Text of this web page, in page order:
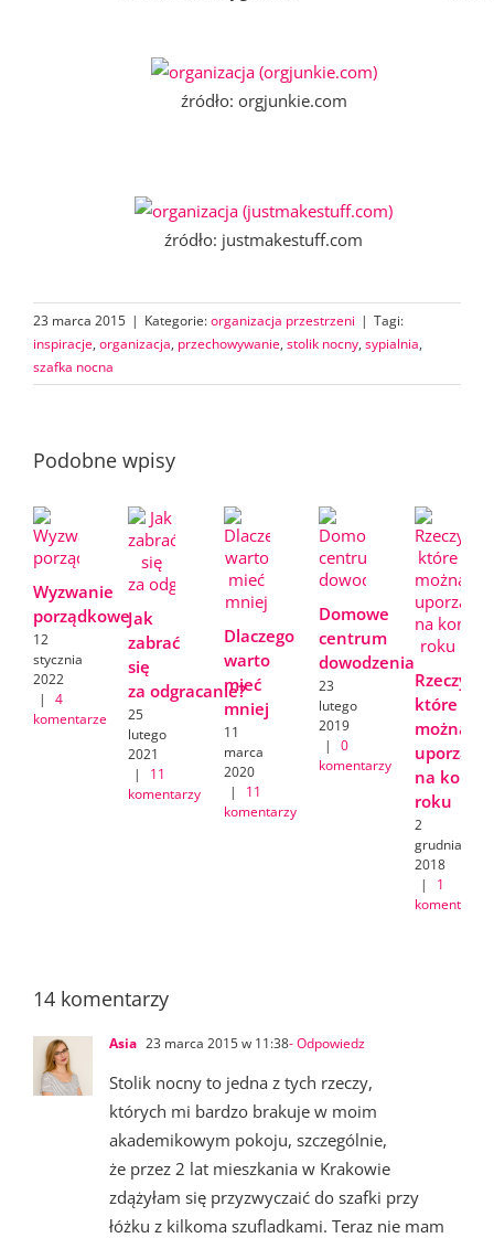
źródło: orgjunkie.com
źródło: justmakestuff.com
23 marca 2015 | Kategorie:organizacja przestrzeni | Tagi:
inspiracje, organizacja, przechowywanie, stolik nocny, sypialnia,
szafka nocna
Podobne wpisy
Wyzwanie
porządkowe
12
stycznia
2022
|
4
komentarze
Jak
zabrać
się
za odgracanie?
25
lutego
2021
|
11
komentarzy
Dlaczego
warto
mieć
mniej
11
marca
2020
|
11
komentarzy
Domowe
centrum
dowodzenia
23
lutego
2019
|
0
komentarzy
Rzeczy,
które
można
na koniec
roku
2
grudnia
2018
|
1
komentarz
14 komentarzy
Asia 23 marca 2015 w 11:38- Odpowiedz
Stolik nocny to jedna z tych rzeczy,
których mi bardzo brakuje w moim
akademikowym pokoju, szczególnie,
że przez 2 lat mieszkania w Krakowie
zdążyłam się przyzwyczaić do szafki przy
łóżku z kilkoma szufladkami. Teraz nie mam